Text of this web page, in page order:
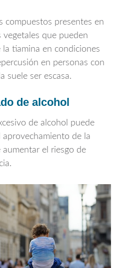
compuestos presentes en
que pueden
tiamina en condiciones
en personas con
suele ser escasa.
de alcohol
de alcohol puede
de la
el riesgo de